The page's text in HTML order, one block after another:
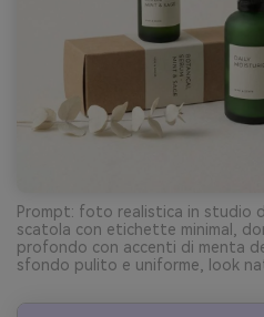
Prompt: foto realistica in studio
scatola con etichette minimal,
profondo con accenti di menta
sfondo pulito e uniforme, look